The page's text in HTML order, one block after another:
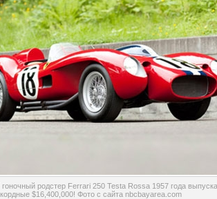
гоночный родстер Ferrari 250 Testa Rossa 1957 года
$16,400,000! Фото с сайта nbcbayarea.com